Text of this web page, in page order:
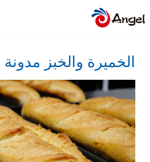
الخميرة والخبز مدونة